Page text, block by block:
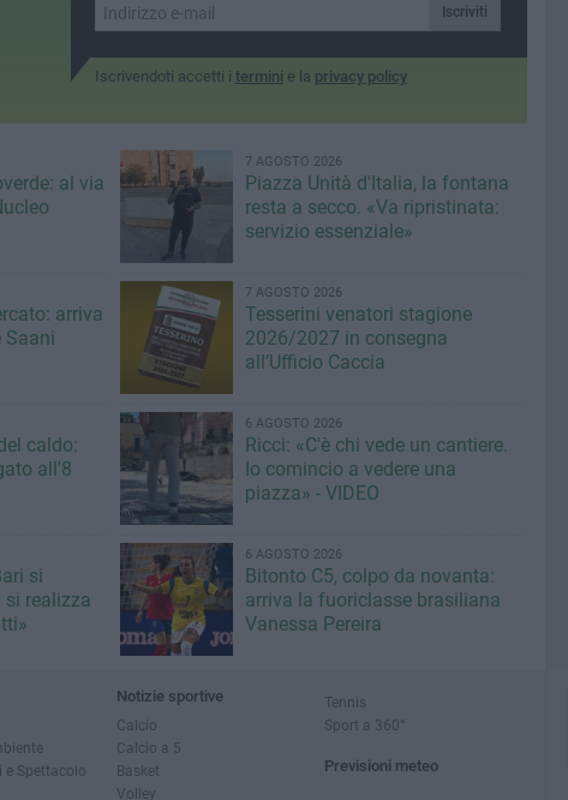
Iscriviti
Iscrivendoti accetti i termini e la privacy policy
al via
7 AGOSTO 2026
Piazza Unità d'Italia, la fontana
resta a secco. «Va ripristinata:
servizio essenziale»
arriva
Saani
7 AGOSTO 2026
Tesserini venatori stagione
2026/2027 in consegna
all’Ufficio Caccia
caldo:
all'8
6 AGOSTO 2026
Ricci: «C'è chi vede un cantiere.
Io comincio a vedere una
piazza» - VIDEO
si
si realizza
6 AGOSTO 2026
Bitonto C5, colpo da novanta:
arriva la fuoriclasse brasiliana
Vanessa Pereira
e Spettacolo
Notizie sportive
Calcio
Calcio a 5
Basket
Volley
Tennis
Sport a 360°
Previsioni meteo